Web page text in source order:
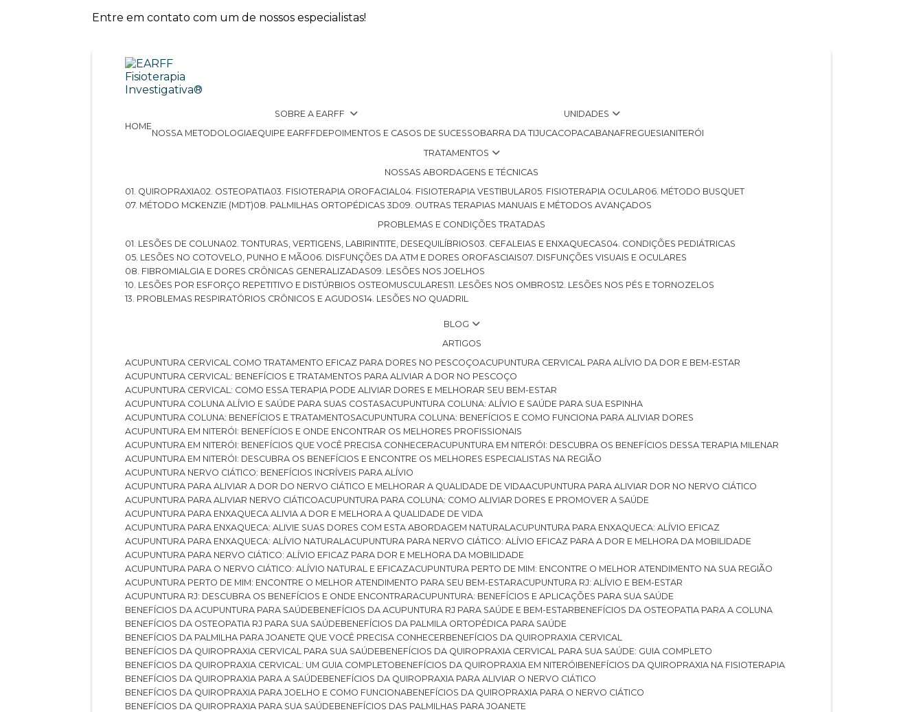
Entre em contato com um de nossos especialistas!
HOME
SOBRE A EARFF
NOSSA METODOLOGIA EQUIPE EARFF DEPOIMENTOS E CASOS DE SUCESSO
UNIDADES
BARRA DA TIJUCA
COPACABANA FREGUESIA
NITERÓI
TRATAMENTOS
NOSSAS ABORDAGENS E TÉCNICAS
01. QUIROPRAXIA
02. OSTEOPATIA 03. FISIOTERAPIA OROFACIAL 04. FISIOTERAPIA VESTIBULAR 05. FISIOTERAPIA OCULAR
06. MÉTODO BUSQUET
07. MÉTODO MCKENZIE (MDT)
08. PALMILHAS ORTOPÉDICAS 3D
09. OUTRAS TERAPIAS MANUAIS E MÉTODOS AVANÇADOS
PROBLEMAS E CONDIÇÕES TRATADAS
01. LESÕES DE COLUNA
02. TONTURAS, VERTIGENS, LABIRINTITE, DESEQUILÍBRIOS 03. CEFALEIAS E ENXAQUECAS
04. CONDIÇÕES PEDIÁTRICAS
05. LESÕES NO COTOVELO, PUNHO E MÃO
06. DISFUNÇÕES DA ATM E DORES OROFASCIAIS
07. DISFUNÇÕES VISUAIS E OCULARES
08. FIBROMIALGIA E DORES CRÔNICAS GENERALIZADAS
09. LESÕES NOS JOELHOS
10. LESÕES POR ESFORÇO REPETITIVO E DISTÚRBIOS OSTEOMUSCULARES 11. LESÕES NOS OMBROS 12. LESÕES NOS PÉS E TORNOZELOS
13. PROBLEMAS RESPIRATÓRIOS CRÔNICOS E AGUDOS 14. LESÕES NO QUADRIL
BLOG
ARTIGOS
ACUPUNTURA CERVICAL COMO TRATAMENTO EFICAZ PARA DORES NO PESCOÇO
ACUPUNTURA CERVICAL PARA ALÍVIO DA DOR E BEM-ESTAR
ACUPUNTURA CERVICAL: BENEFÍCIOS E TRATAMENTOS PARA ALIVIAR A DOR NO PESCOÇO
ACUPUNTURA CERVICAL: COMO ESSA TERAPIA PODE ALIVIAR DORES E MELHORAR SEU BEM-ESTAR
ACUPUNTURA COLUNA ALÍVIO E SAÚDE PARA SUAS COSTAS
ACUPUNTURA COLUNA: ALÍVIO E SAÚDE PARA SUA ESPINHA
ACUPUNTURA COLUNA: BENEFÍCIOS E TRATAMENTOS
ACUPUNTURA COLUNA: BENEFÍCIOS E COMO FUNCIONA PARA ALIVIAR DORES
ACUPUNTURA EM NITERÓI: BENEFÍCIOS E ONDE ENCONTRAR OS MELHORES PROFISSIONAIS
ACUPUNTURA EM NITERÓI: BENEFÍCIOS QUE VOCÊ PRECISA CONHECER
ACUPUNTURA EM NITERÓI: DESCUBRA OS BENEFÍCIOS DESSA TERAPIA MILENAR
ACUPUNTURA EM NITERÓI: DESCUBRA OS BENEFÍCIOS E ENCONTRE OS MELHORES ESPECIALISTAS NA REGIÃO
ACUPUNTURA NERVO CIÁTICO: BENEFÍCIOS INCRÍVEIS PARA ALÍVIO
ACUPUNTURA PARA ALIVIAR A DOR DO NERVO CIÁTICO E MELHORAR A QUALIDADE DE VIDA
ACUPUNTURA PARA ALIVIAR DOR NO NERVO CIÁTICO
ACUPUNTURA PARA ALIVIAR NERVO CIÁTICO
ACUPUNTURA PARA COLUNA: COMO ALIVIAR DORES E PROMOVER A SAÚDE
ACUPUNTURA PARA ENXAQUECA ALIVIA A DOR E MELHORA A QUALIDADE DE VIDA
ACUPUNTURA PARA ENXAQUECA: ALIVIE SUAS DORES COM ESTA ABORDAGEM NATURAL
ACUPUNTURA PARA ENXAQUECA: ALÍVIO EFICAZ
ACUPUNTURA PARA ENXAQUECA: ALÍVIO NATURAL
ACUPUNTURA PARA NERVO CIÁTICO: ALÍVIO EFICAZ PARA A DOR E MELHORA DA MOBILIDADE
ACUPUNTURA PARA NERVO CIÁTICO: ALÍVIO EFICAZ PARA DOR E MELHORA DA MOBILIDADE
ACUPUNTURA PARA O NERVO CIÁTICO: ALÍVIO NATURAL E EFICAZ
ACUPUNTURA PERTO DE MIM: ENCONTRE O MELHOR ATENDIMENTO NA SUA REGIÃO
ACUPUNTURA PERTO DE MIM: ENCONTRE O MELHOR ATENDIMENTO PARA SEU BEM-ESTAR
ACUPUNTURA RJ: ALÍVIO E BEM-ESTAR
ACUPUNTURA RJ: DESCUBRA OS BENEFÍCIOS E ONDE ENCONTRAR
ACUPUNTURA: BENEFÍCIOS E APLICAÇÕES PARA SUA SAÚDE
BENEFÍCIOS DA ACUPUNTURA PARA SAÚDE
BENEFÍCIOS DA ACUPUNTURA RJ PARA SAÚDE E BEM-ESTAR
BENEFÍCIOS DA OSTEOPATIA PARA A COLUNA
BENEFÍCIOS DA OSTEOPATIA RJ PARA SUA SAÚDE
BENEFÍCIOS DA PALMILA ORTOPÉDICA PARA SAÚDE
BENEFÍCIOS DA PALMILHA PARA JOANETE QUE VOCÊ PRECISA CONHECER
BENEFÍCIOS DA QUIROPRAXIA CERVICAL
BENEFÍCIOS DA QUIROPRAXIA CERVICAL PARA SUA SAÚDE
BENEFÍCIOS DA QUIROPRAXIA CERVICAL PARA SUA SAÚDE: GUIA COMPLETO
BENEFÍCIOS DA QUIROPRAXIA CERVICAL: UM GUIA COMPLETO
BENEFÍCIOS DA QUIROPRAXIA EM NITERÓI
BENEFÍCIOS DA QUIROPRAXIA NA FISIOTERAPIA
BENEFÍCIOS DA QUIROPRAXIA PARA A SAÚDE
BENEFÍCIOS DA QUIROPRAXIA PARA ALIVIAR O NERVO CIÁTICO
BENEFÍCIOS DA QUIROPRAXIA PARA JOELHO E COMO FUNCIONA
BENEFÍCIOS DA QUIROPRAXIA PARA O NERVO CIÁTICO
BENEFÍCIOS DA QUIROPRAXIA PARA SUA SAÚDE
BENEFÍCIOS DAS PALMILHAS PARA JOANETE